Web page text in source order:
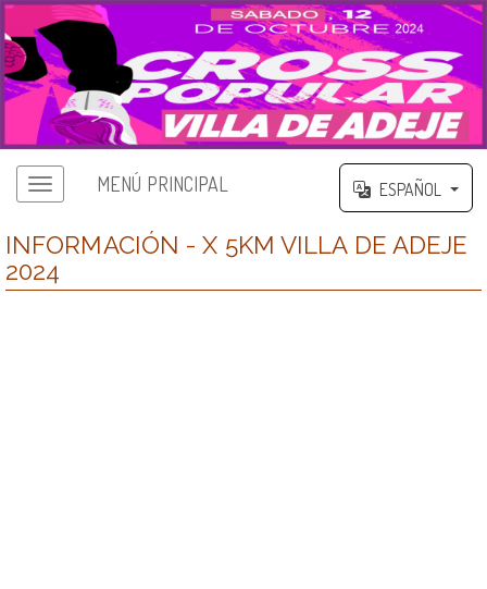
MENÚ PRINCIPAL ESPAÑOL
INFORMACIÓN - X 5KM VILLA DE ADEJE
2024